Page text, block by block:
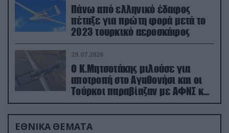
Πάνω από ελληνικό έδαφος
πέταξε για πρώτη φορά μετά το
2023 τουρκικό αεροσκάφος
29.07.2026
Ο Κ.Μητσοτάκης μιλούσε για
αποτροπή στο Αγαθονήσι και οι
Τούρκοι παραβίαζαν με ΑΦΝΣ και
drone
ΕΘΝΙΚΑ ΘΕΜΑΤΑ